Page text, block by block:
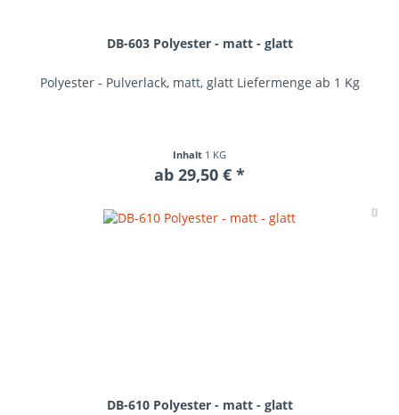
DB-603 Polyester - matt - glatt
Polyester - Pulverlack, matt, glatt Liefermenge ab 1 Kg
Inhalt 1 KG
ab 29,50 € *
DB-610 Polyester - matt - glatt